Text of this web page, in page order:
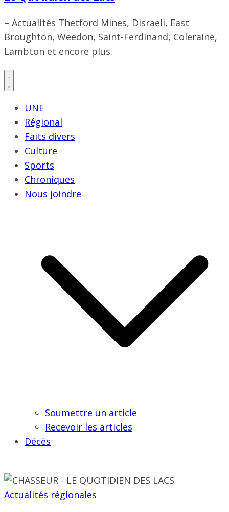
– Actualités Thetford Mines, Disraeli, East
Broughton, Weedon, Saint-Ferdinand, Coleraine,
Lambton et encore plus.
UNE
Régional
Faits divers
Culture
Sports
Chroniques
Nous joindre
Soumettre un article
Recevoir les articles
Décès
Actualités régionales